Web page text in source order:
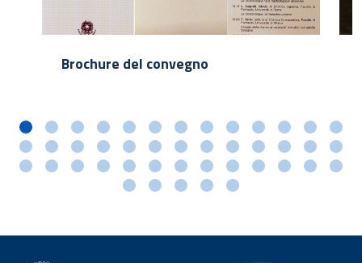
Brochure del convegno